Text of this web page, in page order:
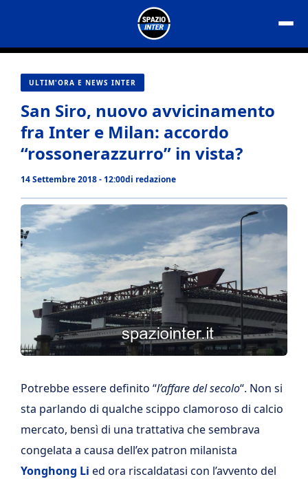
contenuto
ULTIM'ORA E NEWS INTER
San Siro, nuovo avvicinamento
fra Inter e Milan: accordo
“rossonerazzurro” in vista?
14 Settembre 2018 - 12:00di redazione
Potrebbe essere definito “l’affare del secolo“. Non si
sta parlando di qualche scippo clamoroso di calcio
mercato, bensì di una trattativa che sembrava
congelata a causa dell’ex patron milanista
Yonghong Li ed ora riscaldatasi con l’avvento del